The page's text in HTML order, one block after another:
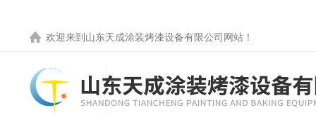
欢迎来到 山东天成涂装烤漆设备有限公司网站 ！